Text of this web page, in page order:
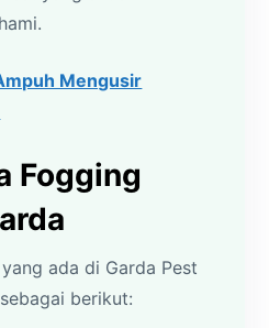
Mengusir
Fogging
ada di Garda Pest
berikut: